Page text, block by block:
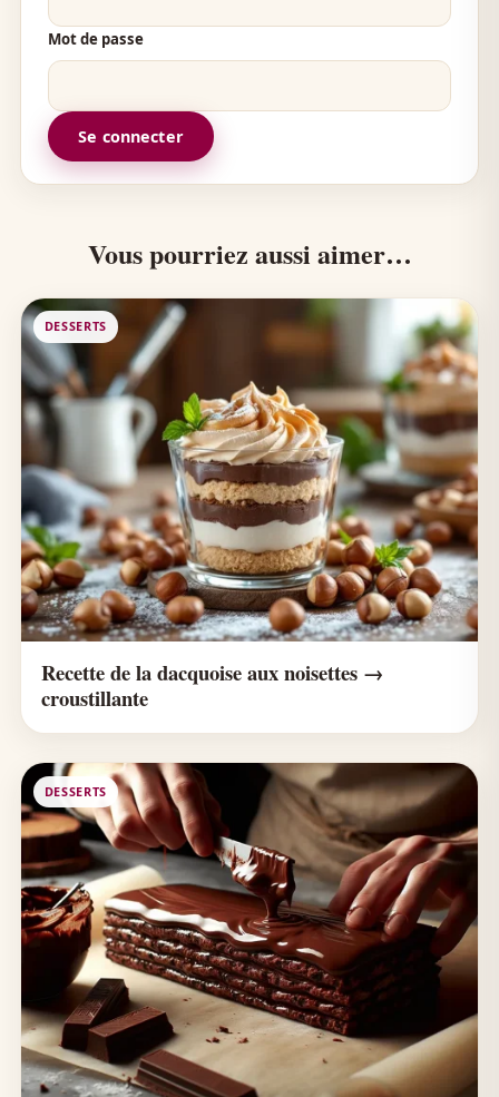
Mot de passe
Se connecter
Vous pourriez aussi aimer…
DESSERTS
Recette de la dacquoise aux noisettes →
croustillante
DESSERTS